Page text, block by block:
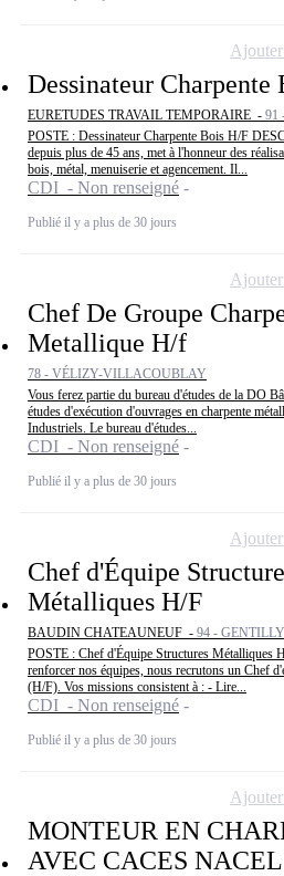
Dessinateur Charpente
EURETUDES TRAVAIL TEMPORAIRE - 91
POSTE : Dessinateur Charpente Bois H/F
depuis plus de 45 ans, met à l'honneur des
bois, métal, menuiserie et agencement. Il...
CDI - Non renseigné
Publié il y a plus de 30 jours
Chef De Groupe
Metallique H/f
78 - VÉLIZY-VILLACOUBLAY
Vous ferez partie du bureau d'études de la DO
études d'exécution d'ouvrages en charpente
Industriels. Le bureau d'études...
CDI - Non renseigné
Publié il y a plus de 30 jours
Chef d'Équipe
Métalliques H/F
BAUDIN CHATEAUNEUF - 94 - GENTILLY
POSTE : Chef d'Équipe Structures
renforcer nos équipes, nous recrutons un Chef
(H/F). Vos missions consistent à : - Lire...
CDI - Non renseigné
Publié il y a plus de 30 jours
MONTEUR EN
AVEC CACES